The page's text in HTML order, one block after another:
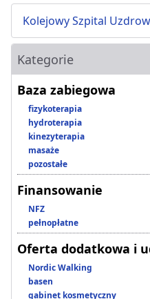
Kolejowy Szpital
Kategorie
Baza zabiegowa
fizykoterapia
hydroterapia
kinezyterapia
masaże
pozostałe
Finansowanie
NFZ
pełnopłatne
Oferta dodatkowa i
Nordic Walking
basen
gabinet kosmetyczny